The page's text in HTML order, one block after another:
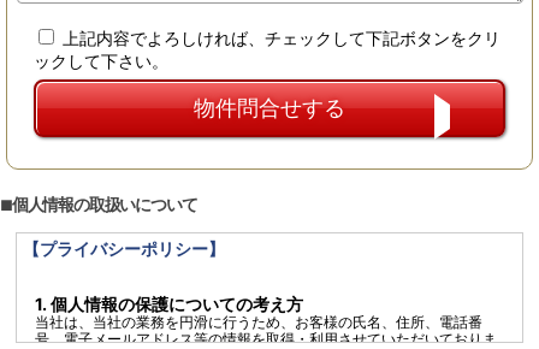
上記内容でよろしければ、チェックして下記ボタンをクリ
ックして下さい。
個人情報の取扱いについて
【プライバシーポリシー】
1. 個人情報の保護についての考え方
当社は、当社の業務を円滑に行うため、お客様の氏名、住所、電話番
号、電子メールアドレス等の情報を取得・利用させていただいておりま